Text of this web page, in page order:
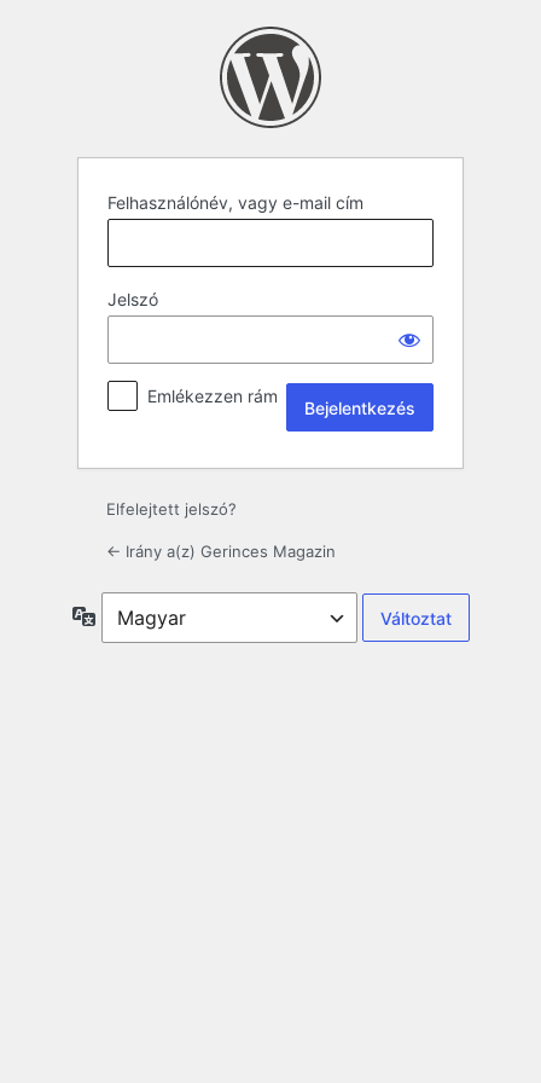
Felhasználónév, vagy e-mail cím
Jelszó
Emlékezzen rám
Elfelejtett jelszó?
← Irány a(z) Gerinces Magazin
Nyelv